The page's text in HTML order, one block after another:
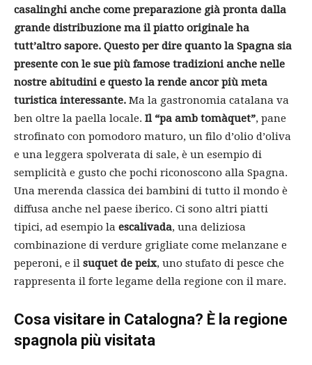
casalinghi anche come preparazione già pronta dalla
grande distribuzione ma il piatto originale ha
tutt’altro sapore. Questo per dire quanto la Spagna sia
presente con le sue più famose tradizioni anche nelle
nostre abitudini e questo la rende ancor più meta
turistica interessante. Ma la gastronomia catalana va
ben oltre la paella locale. Il “pa amb tomàquet”, pane
strofinato con pomodoro maturo, un filo d’olio d’oliva
e una leggera spolverata di sale, è un esempio di
semplicità e gusto che pochi riconoscono alla Spagna.
Una merenda classica dei bambini di tutto il mondo è
diffusa anche nel paese iberico. Ci sono altri piatti
tipici, ad esempio la escalivada, una deliziosa
combinazione di verdure grigliate come melanzane e
peperoni, e il suquet de peix, uno stufato di pesce che
rappresenta il forte legame della regione con il mare.
Cosa visitare in Catalogna? È la regione
spagnola più visitata